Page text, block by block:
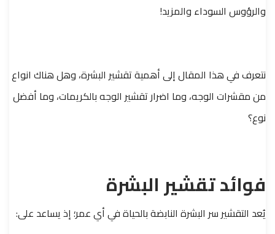
والرؤوس السوداء والمزيد!
نتعرف في هذا المقال إلى أهمية تقشير البشرة، وهل هناك انواع
من مقشرات الوجه، وما اضرار تقشير الوجه بالكريمات، وما أفضل
نوع؟
فوائد تقشير البشرة
يُعد التقشير سر البشرة النابضة بالحياة في أي عمر؛ إذ يساعد على: